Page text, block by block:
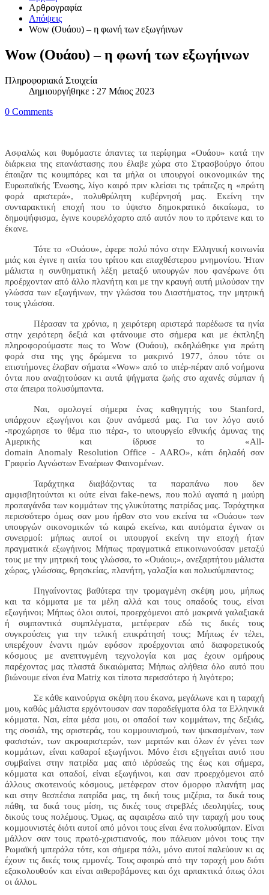
Αρθρογραφία
Απόψεις
Wow (Ουάου) – η φωνή των εξωγήινων
Wow (Ουάου) – η φωνή των εξωγήινων
Πληροφοριακά Στοιχεία
Δημιουργήθηκε : 27 Μάιος 2023
0 Comments
Ασφαλώς και θυμόμαστε άπαντες τα περίφημα «Ουάου» κατά την
διάρκεια της επανάστασης που έλαβε χώρα στο Στρασβούργο όπου
έπαιζαν τις κουμπάρες και τα μήλα οι υπουργοί οικονομικών της
Ευρωπαϊκής Ένωσης, λίγο καιρό πριν κλείσει τις τράπεζες η «πρώτη
φορά αριστερά», πολυθρύλητη κυβέρνησή μας. Εκείνη την
συνταρακτική εποχή που το ύψιστο δημοκρατικό δικαίωμα, το
δημοψήφισμα, έγινε κουρελόχαρτο από αυτόν που το πρότεινε και το
έκανε.
Τότε το «Ουάου», έφερε πολύ πόνο στην Ελληνική κοινωνία
μιάς και έγινε η αιτία του τρίτου και επαχθέστερου μνημονίου. Ήταν
μάλιστα η συνθηματική λέξη μεταξύ υπουργών που φανέρωνε ότι
προέρχονταν από άλλο πλανήτη και με την κραυγή αυτή μιλούσαν την
γλώσσα των εξωγήινων, την γλώσσα του Διαστήματος, την μητρική
τους γλώσσα.
Πέρασαν τα χρόνια, η χειρότερη αριστερά παρέδωσε τα ηνία
στην χειρότερη δεξιά και φτάνουμε στο σήμερα και με έκπληξη
πληροφορούμαστε πως τοWow (Ουάου), εκδηλώθηκε για πρώτη
φορά στα της γης δρώμενα το μακρινό 1977, όπου τότε οι
επιστήμονες έλαβαν σήματα «Wow» από το υπέρ-πέραν από νοήμονα
όντα που αναζητούσαν κι αυτά ψήγματα ζωής στο αχανές σύμπαν ή
στα άπειρα πολυσύμπαντα.
Ναι, ομολογεί σήμερα ένας καθηγητής του Stanford,
υπάρχουν εξωγήινοι και ζουν ανάμεσά μας. Για τον λόγο αυτό
-προχώρησε το θέμα πιο πέρα-, το υπουργείο εθνικής άμυνας της
Αμερικής και ίδρυσε το «All-
domain Anomaly Resolution Office - AARO», κάτι δηλαδή σαν
Γραφείο Αγνώστων Εναέριων Φαινομένων.
Ταράχτηκα διαβάζοντας τα παραπάνω που δεν
αμφισβητούνται κι ούτε είναιfake-news, που πολύ αγαπά η μαύρη
προπαγάνδα των κομμάτων της γλυκύτατης πατρίδας μας. Ταράχτηκα
περισσότερο όμως σαν μου ήρθαν στο νου εκείνα τα «Ουάου» των
υπουργών οικονομικών τώ καιρώ εκείνω, και αυτόματα έγιναν οι
συνειρμοί: μήπως αυτοί οι υπουργοί εκείνη την εποχή ήταν
πραγματικά εξωγήινοι; Μήπως πραγματικά επικοινωνούσαν μεταξύ
τους με την μητρική τους γλώσσα, το «Ουάου;», ανεξαρτήτου μάλιστα
χώρας, γλώσσας, θρησκείας, πλανήτη, γαλαξία και πολυσύμπαντος;
Πηγαίνοντας βαθύτερα την τρομαγμένη σκέψη μου, μήπως
και τα κόμματα με τα μέλη αλλά και τους οπαδούς τους, είναι
εξωγήινοι; Μήπως όλοι αυτοί, προερχόμενοι από μακρινά γαλαξιακά
ή συμπαντικά συμπλέγματα, μετέφεραν εδώ τις δικές τους
συγκρούσεις για την τελική επικράτησή τους; Μήπως έν τέλει,
υπερέχουν έναντι ημών εφόσον προέρχονται από διαφορετικούς
κόσμους με ανεπτυγμένη τεχνολογία και μας έχουν ομήρους
παρέχοντας μας πλαστά δικαιώματα; Μήπως αλήθεια όλο αυτό που
βιώνουμε είναι ένα Matriχ και τίποτα περισσότερο ή λιγότερο;
Σε κάθε καινούργια σκέψη που έκανα, μεγάλωνε και η ταραχή
μου, καθώς μάλιστα ερχόντουσαν σαν παραδείγματα όλα τα Ελληνικά
κόμματα. Ναι, είπα μέσα μου, οι οπαδοί των κομμάτων, της δεξιάς,
της σοσιάλ, της αριστεράς, του κομμουνισμού, των ψεκασμένων, των
φασιστών, των ακροαριστερών, των μεριτών και όλων έν γένει των
κομμάτων, είναι καθαροί εξωγήινοι. Μόνο έτσι εξηγείται αυτό που
συμβαίνει στην πατρίδα μας από ιδρύσεώς της έως και σήμερα,
κόμματα και οπαδοί, είναι εξωγήινοι, και σαν προερχόμενοι από
άλλους σκοτεινούς κόσμους, μετέφεραν στον όμορφο πλανήτη μας
και στην θεσπέσια πατρίδα μας, τη δική τους μιζέρια, τα δικά τους
πάθη, τα δικά τους μίση, τις δικές τους στρεβλές ιδεοληψίες, τους
δικούς τους πολέμους. Όμως, ας αφαιρέσω από την ταραχή μου τους
κομμουνιστές διότι αυτοί από μόνοι τους είναι ένα πολυσύμπαν. Είναι
μάλλον σαν τους πρωτό-χριστιανούς, που πάλευαν μόνοι τους την
Ρωμαϊκή ιμπεράλα τότε, και σήμερα πάλι, μόνο αυτοί παλεύουν κι ας
έχουν τις δικές τους εμμονές. Τους αφαιρώ από την ταραχή μου διότι
εξακολουθούν και είναι αιθεροβάμονες και όχι αρπακτικά όπως όλοι
οι άλλοι.